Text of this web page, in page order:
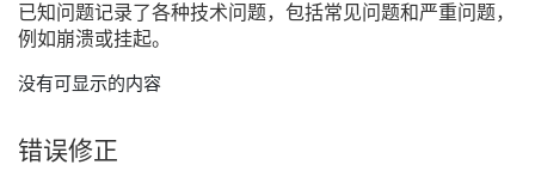
已知问题记录了各种技术问题， 包括常见问题和严重问题，
例如崩溃或挂起。
没有可显示的内容
错误修正